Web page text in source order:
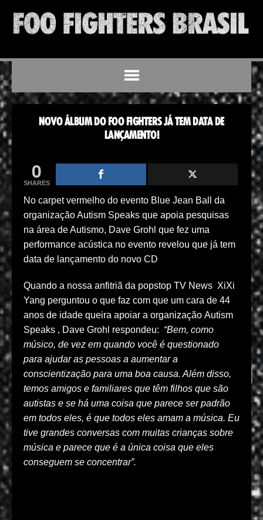
NOVO ÁLBUM DO FOO FIGHTERS JÁ TEM DATA DE
LANÇAMENTO!
0
SHARES
No carpet vermelho do evento Blue Jean Ball da
organização Autism Speaks que apoia pesquisas
na área de Autismo, Dave Grohl que fez uma
performance acústica no evento revelou que já tem
data de lançamento do novo CD
Quando a nossa anfitriã da popstop TV News XiXi
Yang perguntou o que faz com que um cara de 44
anos de idade queira apoiar a organização Autism
Speaks , Dave Grohl respondeu: “Bem, como
músico, de vez em quando você é questionado
para ajudar as pessoas a aumentar a
conscientização para uma boa causa. Além disso,
temos amigos e familiares que têm filhos que são
autistas e se há uma coisa que parece ser padrão
em todos eles, é que todos eles amam a música. Eu
tive grandes conversas com muitas crianças sobre
música e parece que é a única coisa que eles
conseguem se concentrar”.